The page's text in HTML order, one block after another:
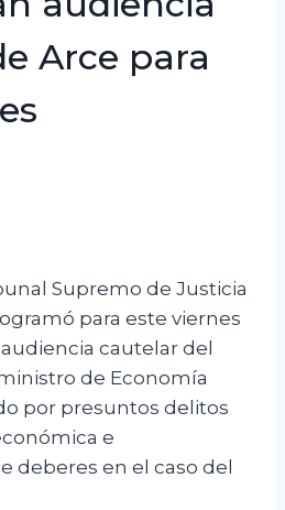
Arce para
Supremo de Justicia
para este viernes
audiencia cautelar del
de Economía
por presuntos delitos
e
deberes en el caso del